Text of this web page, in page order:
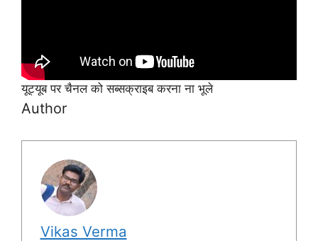
यूट्यूब पर चैनल को सब्सक्राइब करना ना भूले
Author
Vikas Verma